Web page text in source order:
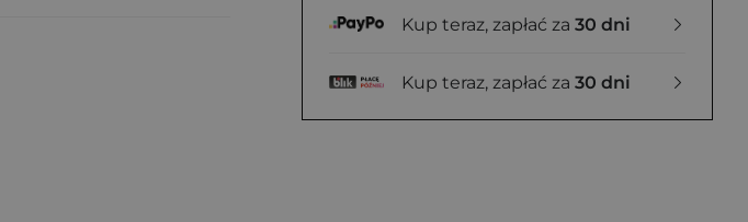
Kup teraz, zapłać za 30 dni
Kup teraz, zapłać za 30 dni